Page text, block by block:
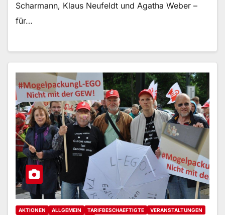
Scharmann, Klaus Neufeldt und Agatha Weber –
für…
AKTIONEN ALLGEMEIN TARIFBESCHAEFTIGTE
VERANSTALTUNGEN